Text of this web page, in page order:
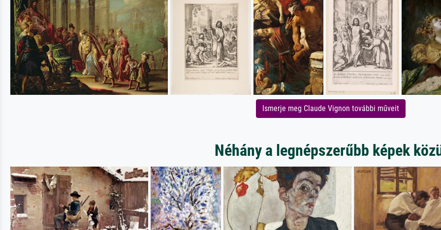
Ismerje meg Claude Vignon további műveit
Néhány a legnépszerűbb képek